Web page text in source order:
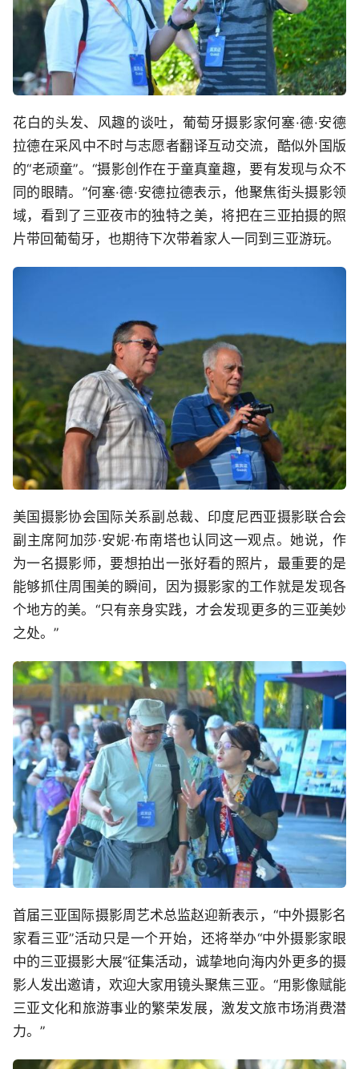
花白的头发、风趣的谈吐，葡萄牙摄影家何塞·德·安德
拉德在采风中不时与志愿者翻译互动交流，酷似外国版
的“老顽童”。“摄影创作在于童真童趣，要有发现与众不
同的眼睛。”何塞·德·安德拉德表示，他聚焦街头摄影领
域，看到了三亚夜市的独特之美，将把在三亚拍摄的照
片带回葡萄牙，也期待下次带着家人一同到三亚游玩。
美国摄影协会国际关系副总裁、印度尼西亚摄影联合会
副主席阿加莎·安妮·布南塔也认同这一观点。她说，作
为一名摄影师，要想拍出一张好看的照片，最重要的是
能够抓住周围美的瞬间，因为摄影家的工作就是发现各
个地方的美。“只有亲身实践，才会发现更多的三亚美妙
之处。”
首届三亚国际摄影周艺术总监赵迎新表示，“中外摄影名
家看三亚”活动只是一个开始，还将举办“中外摄影家眼
中的三亚摄影大展”征集活动，诚挚地向海内外更多的摄
影人发出邀请，欢迎大家用镜头聚焦三亚。“用影像赋能
三亚文化和旅游事业的繁荣发展，激发文旅市场消费潜
力。”